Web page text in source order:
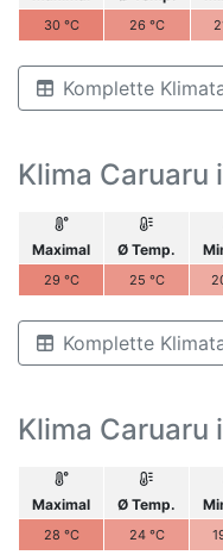
30 °C 26 °C
Komplette
Klima Caruaru
Maximal Ø Temp.
29 °C 25 °C
Komplette
Klima Caruaru
Maximal Ø Temp.
28 °C 24 °C